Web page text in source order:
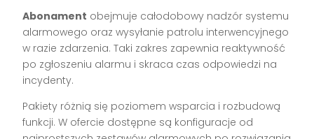
Abonament obejmuje całodobowy nadzór systemu
alarmowego oraz wysyłanie patrolu interwencyjnego
w razie zdarzenia. Taki zakres zapewnia reaktywność
po zgłoszeniu alarmu i skraca czas odpowiedzi na
incydenty.
Pakiety różnią się poziomem wsparcia i rozbudową
funkcji. W ofercie dostępne są konfiguracje od